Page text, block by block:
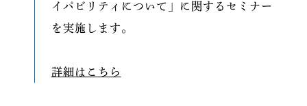
イパビリティについて」に関するセミナー
を実施します。
詳細はこちら